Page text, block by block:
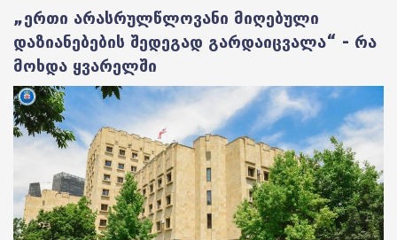
„ერთი არასრულწლოვანი მიღებული
დაზიანებების შედეგად გარდაიცვალა“ - რა
მოხდა ყვარელში